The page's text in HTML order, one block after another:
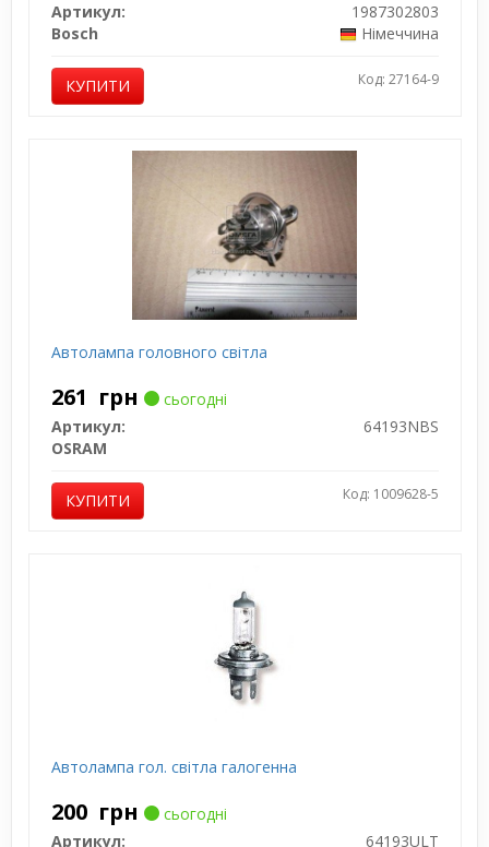
Артикул:
1987302803
Bosch
Німеччина
КУПИТИ Код: 27164-9
Автолампа головного світла
261 грн
сьогодні
Артикул:
64193NBS
OSRAM
КУПИТИ Код: 1009628-5
Автолампа гол. світла галогенна
200 грн
сьогодні
Артикул:
64193ULT